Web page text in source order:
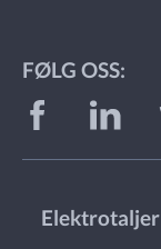
FØLG OSS:
Elektrotaljer